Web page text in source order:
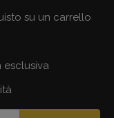
su un carrello
esclusiva